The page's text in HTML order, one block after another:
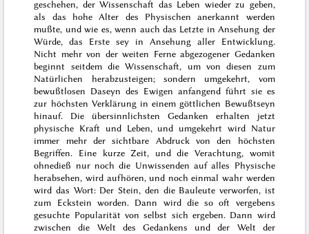
geschehen, der Wissenschaft das Leben wieder zu geben,
als das hohe Alter des Physischen anerkannt werden
mußte, und wie es, wenn auch das Letzte in Ansehung der
Würde, das Erste sey in Ansehung aller Entwicklung.
Nicht mehr von der weiten Ferne abgezogener Gedanken
beginnt seitdem die Wissenschaft, um von diesen zum
Natürlichen herabzusteigen; sondern umgekehrt, vom
bewußtlosen Daseyn des Ewigen anfangend führt sie es
zur höchsten Verklärung in einem göttlichen Bewußtseyn
hinauf. Die übersinnlichsten Gedanken erhalten jetzt
physische Kraft und Leben, und umgekehrt wird Natur
immer mehr der sichtbare Abdruck von den höchsten
Begriffen. Eine kurze Zeit, und die Verachtung, womit
ohnedieß nur noch die Unwissenden auf alles Physische
herabsehen, wird aufhören, und noch einmal wahr werden
wird das Wort: Der Stein, den die Bauleute verworfen, ist
zum Eckstein worden. Dann wird die so oft vergebens
gesuchte Popularität von selbst sich ergeben. Dann wird
zwischen die Welt des Gedankens und der Welt der